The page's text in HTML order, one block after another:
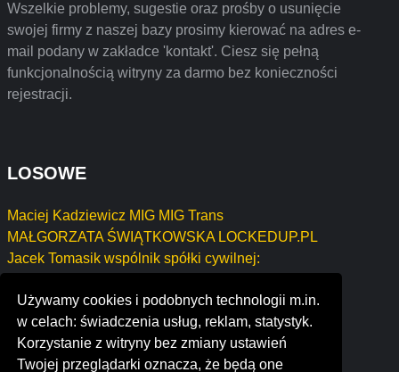
Używamy cookies i podobnych technologii m.in.
w celach: świadczenia usług, reklam, statystyk.
Korzystanie z witryny bez zmiany ustawień
Twojej przeglądarki oznacza, że będą one
Wszelkie problemy, sugestie oraz prośby o usunięcie
swojej firmy z naszej bazy prosimy kierować na adres e-
mail podany w zakładce 'kontakt'. Ciesz się pełną
funkcjonalnością witryny za darmo bez konieczności
rejestracji.
LOSOWE
Maciej Kadziewicz MIG MIG Trans
MAŁGORZATA ŚWIĄTKOWSKA LOCKEDUP.PL
Jacek Tomasik wspólnik spółki cywilnej:
ELŻBIETA KOZUPA
JANUSZ ADAMÓW Elektromechanika Instalatorstwo
Pomiary Elektryczne
motionbox